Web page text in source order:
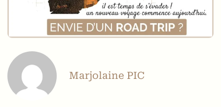
Marjolaine PIC